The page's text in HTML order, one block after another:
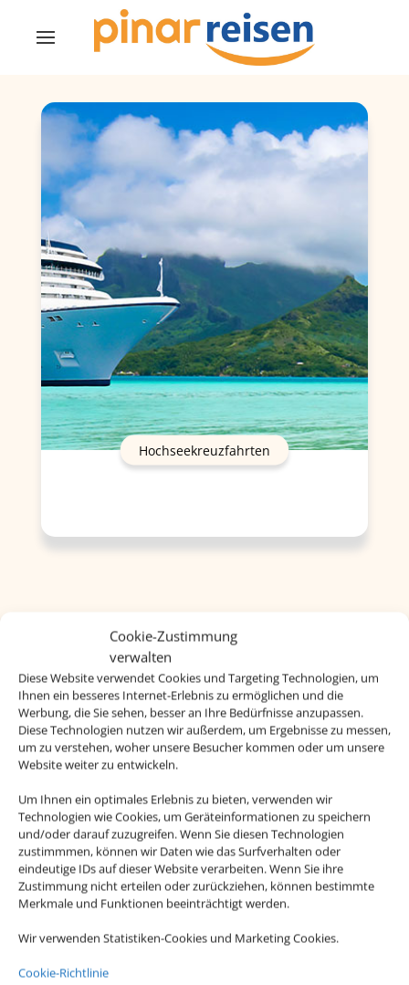
Cookie-Zustimmung
verwalten
Diese Website verwendet Cookies und Targeting Technologien, um
Ihnen ein besseres Internet-Erlebnis zu ermöglichen und die
Werbung, die Sie sehen, besser an Ihre Bedürfnisse anzupassen.
Diese Technologien nutzen wir außerdem, um Ergebnisse zu messen,
um zu verstehen, woher unsere Besucher kommen oder um unsere
Website weiter zu entwickeln.
Um Ihnen ein optimales Erlebnis zu bieten, verwenden wir
Technologien wie Cookies, um Geräteinformationen zu speichern
und/oder darauf zuzugreifen. Wenn Sie diesen Technologien
zustimmmen, können wir Daten wie das Surfverhalten oder
eindeutige IDs auf dieser Website verarbeiten. Wenn Sie ihre
Zustimmung nicht erteilen oder zurückziehen, können bestimmte
Merkmale und Funktionen beeinträchtigt werden.
Wir verwenden Statistiken-Cookies und Marketing Cookies.
Cookie-Richtlinie
Hochseekreuzfahrten